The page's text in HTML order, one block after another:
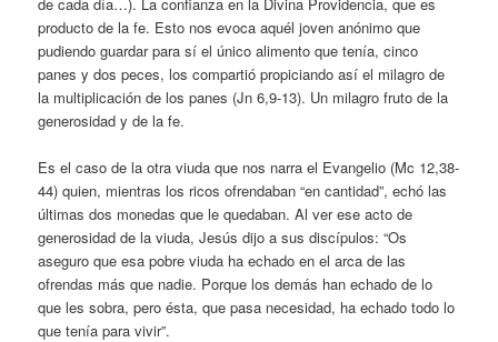
producto de la fe. Esto nos evoca aquél joven anónimo que
pudiendo guardar para sí el único alimento que tenía, cinco
panes y dos peces, los compartió propiciando así el milagro de
la multiplicación de los panes (Jn 6,9-13). Un milagro fruto de la
generosidad y de la fe.
Es el caso de la otra viuda que nos narra el Evangelio (Mc 12,38-
44) quien, mientras los ricos ofrendaban “en cantidad”, echó las
últimas dos monedas que le quedaban. Al ver ese acto de
generosidad de la viuda, Jesús dijo a sus discípulos: “Os
aseguro que esa pobre viuda ha echado en el arca de las
ofrendas más que nadie. Porque los demás han echado de lo
que les sobra, pero ésta, que pasa necesidad, ha echado todo lo
que tenía para vivir”.